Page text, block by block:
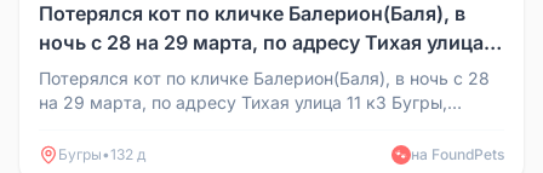
Потерялся кот по кличке Балерион(Баля), в
ночь с 28 на 29 марта, по адресу Тихая улица
11 к3 Бугры, 89132084404-Дмитрий, будет
вознаграждение, помогите пожалуйста 🙏
Потерялся кот по кличке Балерион(Баля), в ночь с 28
на 29 марта, по адресу Тихая улица 11 к3 Бугры,
Бугры•132 д 🐾 на FoundPets